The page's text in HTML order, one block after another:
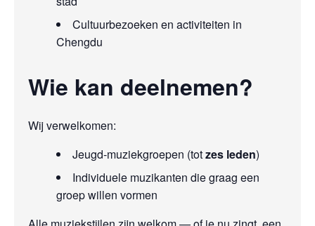
Cultuurbezoeken en activiteiten in
Chengdu
Wie kan deelnemen?
Wij verwelkomen:
Jeugd‑muziekgroepen (totzes leden)
Individuele muzikanten die graag een
groep willen vormen